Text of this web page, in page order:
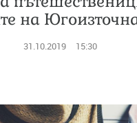
на
31.10.2019 15:30